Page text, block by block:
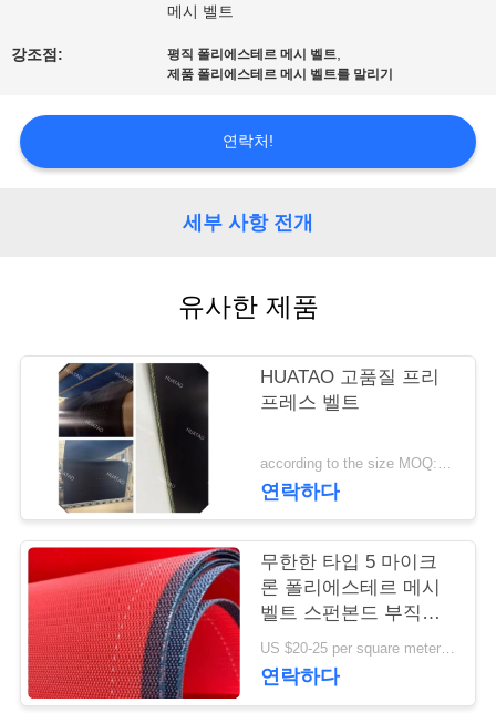
여
세
요
뉴
스
메시 벨트
강조점: 평직 폴리에스테르 메시 벨트,
제품 폴리에스테르 메시 벨트를 말리기
연락처!
세부 사항 전개
유사한 제품
HUATAO 고품질 프리
프레스 벨트
according to the size MOQ:12 PC
연락하다
무한한 타입 5 마이크
론 폴리에스테르 메시
벨트 스펀본드 부직포
형성
US $20-25 per square meter MOQ:50 평방미터
연락하다